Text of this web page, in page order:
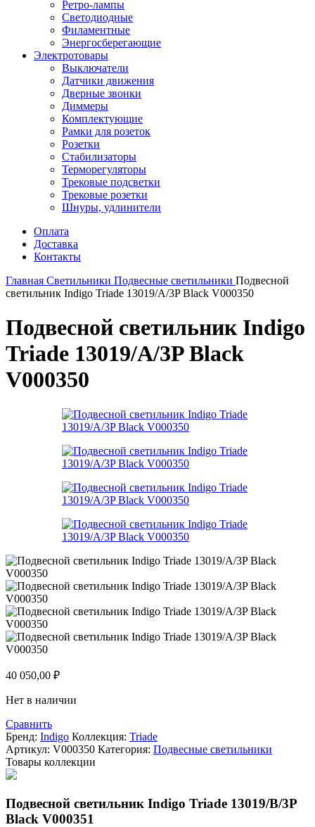
Ретро-лампы
Светодиодные
Филаментные
Энергосберегающие
Электротовары
Выключатели
Датчики движения
Дверные звонки
Диммеры
Комплектующие
Рамки для розеток
Розетки
Стабилизаторы
Терморегуляторы
Трековые подсветки
Трековые розетки
Шнуры, удлинители
Оплата
Доставка
Контакты
Главная Светильники Подвесные светильники Подвесной
светильник Indigo Triade 13019/A/3P Black V000350
Подвесной светильник Indigo
Triade 13019/A/3P Black
V000350
40 050,00 ₽
Нет в наличии
Сравнить
Бренд: Indigo Коллекция: Triade
Артикул: V000350 Категория: Подвесные светильники
Товары коллекции
Подвесной светильник Indigo Triade 13019/B/3P
Black V000351